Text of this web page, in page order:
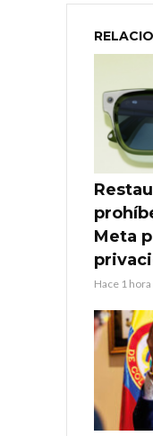
Meta
Hace 1 hora